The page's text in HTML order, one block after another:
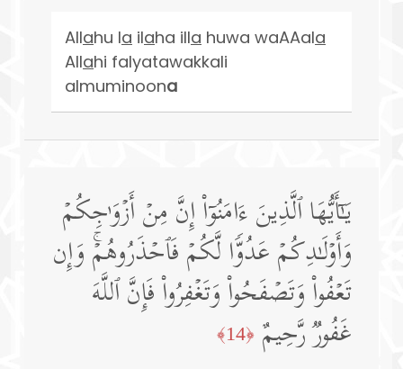
Allahu la ilaha illa huwa waAAala
Allahi falyatawakkali
almuminoona
یَـٰۤأَیُّهَا ٱلَّذِینَ ءَامَنُوۤا۟ إِنَّ مِنۡ أَزۡوَ ٰ⁠جِكُمۡ
وَأَوۡلَـٰدِكُمۡ عَدُوࣰّا لَّكُمۡ فَٱحۡذَرُوهُمۡۚ وَإِن
تَعۡفُوا۟ وَتَصۡفَحُوا۟ وَتَغۡفِرُوا۟ فَإِنَّ ٱللَّهَ
غَفُورࣱ رَّحِیمٌ ﴿14﴾